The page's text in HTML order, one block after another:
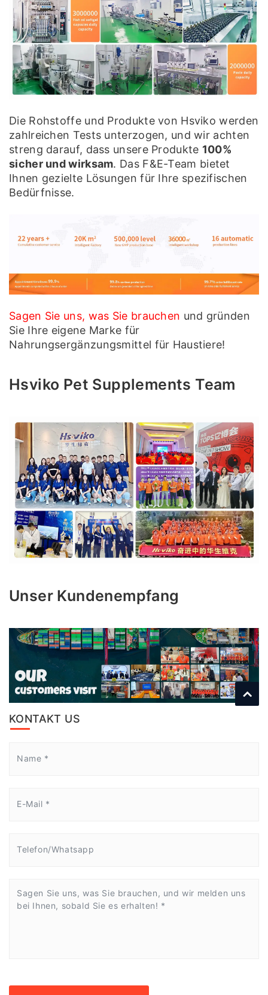
Die Rohstoffe und Produkte von Hsviko werden
zahlreichen Tests unterzogen, und wir achten
streng darauf, dass unsere Produkte 100%
sicher und wirksam. Das F&E-Team bietet
Ihnen gezielte Lösungen für Ihre spezifischen
Bedürfnisse.
Sagen Sie uns, was Sie brauchen und gründen
Sie Ihre eigene Marke für
Nahrungsergänzungsmittel für Haustiere!
Hsviko Pet Supplements Team
Unser Kundenempfang
KONTAKT US